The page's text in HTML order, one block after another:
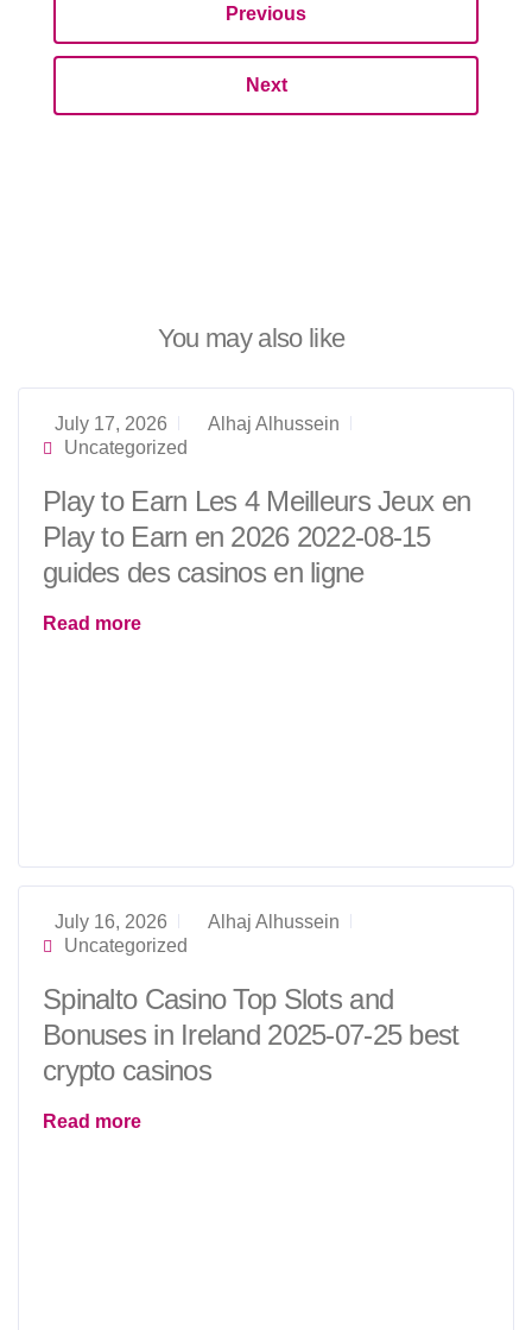
Previous
Next
You may also like
July 17, 2026
Alhaj Alhussein
Uncategorized
Play to Earn Les 4 Meilleurs Jeux en
Play to Earn en 2026 2022-08-15
guides des casinos en ligne
Read more
July 16, 2026
Alhaj Alhussein
Uncategorized
Spinalto Casino Top Slots and
Bonuses in Ireland 2025-07-25 best
crypto casinos
Read more